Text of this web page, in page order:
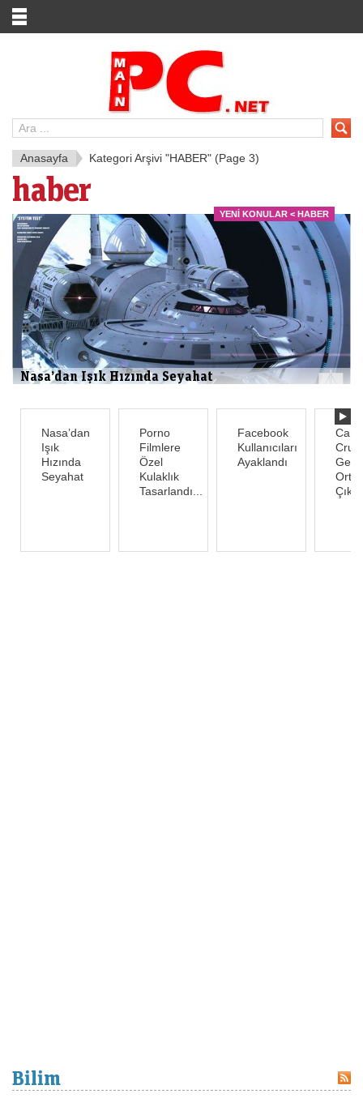
Anasayfa Kategori Arşivi "HABER" (Page 3)
haber
YENI KONULAR < HABER
Nasa’dan Işık Hızında Seyahat
Nasa’dan
Işık
Hızında
Seyahat
Porno
Filmlere
Özel
Kulaklık
Tasarlandı...
Facebook
Kullanıcıları
Ayaklandı
Çıktı
Bilim